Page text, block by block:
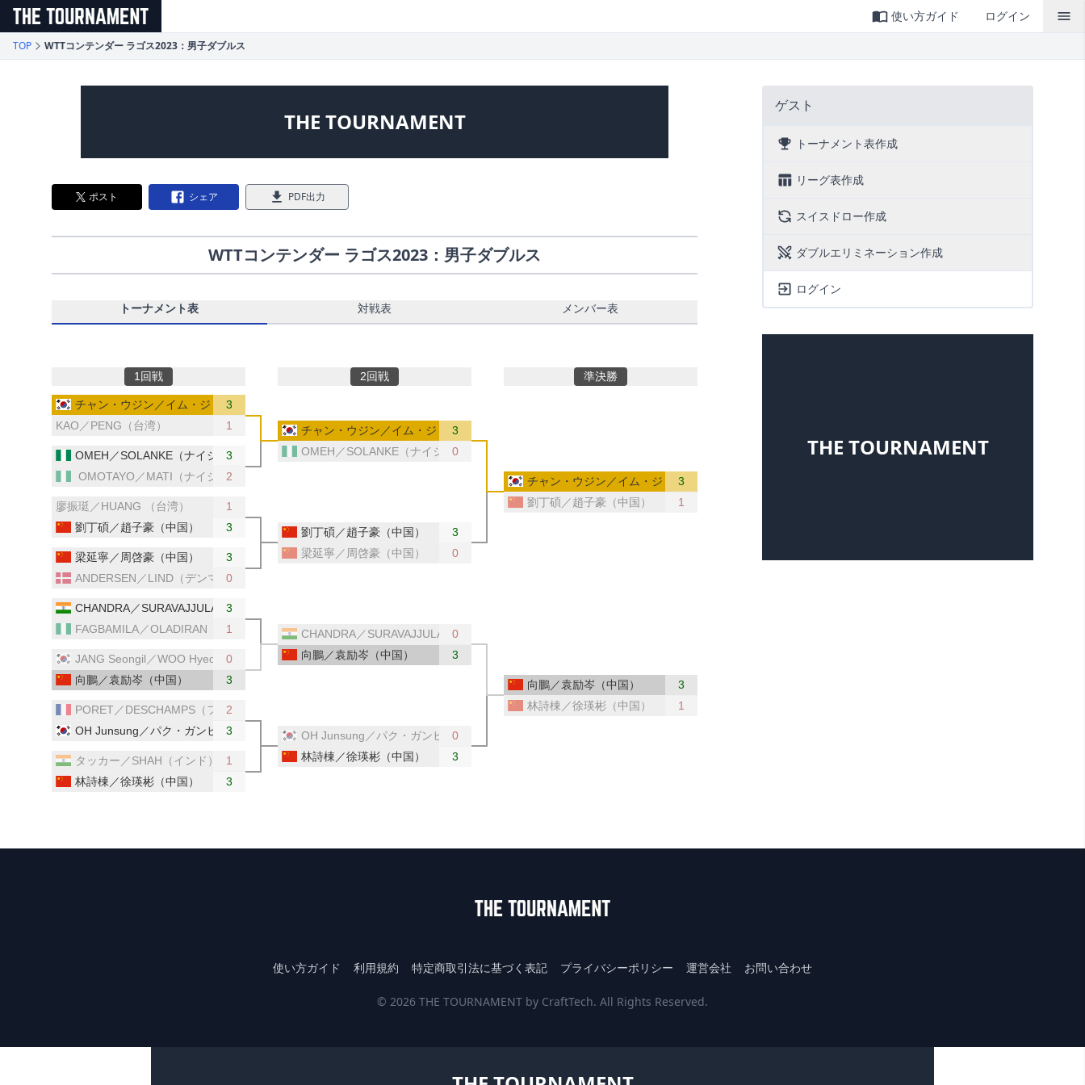
メインコンテンツへスキップ 使い方ガイド ログイン
TOP WTTコンテンダー ラゴス2023：男子ダブルス
THE TOURNAMENT
ポスト シェア PDF出力
WTTコンテンダー ラゴス2023：男子ダブルス
トーナメント表 対戦表 メンバー表
1回戦 2回戦 準決勝
チャン・ウジン／イム・ジョンフン（韓国）
3
KAO／PENG（台湾）
1
OMEH／SOLANKE（ナイジェリア）
3
OMOTAYO／MATI（ナイジェリア）
2
廖振珽／HUANG （台湾）
1
劉丁碩／趙子豪（中国）
3
梁延寧／周啓豪（中国）
3
ANDERSEN／LIND（デンマーク）
0
CHANDRA／SURAVAJJULA（インド）
3
FAGBAMILA／OLADIRAN（ナイジェリア）
1
JANG Seongil／WOO Hyeonggyu（韓国）
0
向鵬／袁励岑（中国）
3
PORET／DESCHAMPS（フランス）
2
OH Junsung／パク・ガンヒョン（韓国）
3
タッカー／SHAH（インド）
1
林詩棟／徐瑛彬（中国）
3
チャン・ウジン／イム・ジョンフン（韓国）
3
OMEH／SOLANKE（ナイジェリア）
0
劉丁碩／趙子豪（中国）
3
梁延寧／周啓豪（中国）
0
CHANDRA／SURAVAJJULA（インド）
0
向鵬／袁励岑（中国）
3
OH Junsung／パク・ガンヒョン（韓国）
0
林詩棟／徐瑛彬（中国）
3
チャン・ウジン／イム・ジョンフン（韓国）
3
劉丁碩／趙子豪（中国）
1
向鵬／袁励岑（中国）
3
林詩棟／徐瑛彬（中国）
1
ゲスト
トーナメント表作成
リーグ表作成
スイスドロー作成
ダブルエリミネーション作成
ログイン
THE TOURNAMENT
使い方ガイド 利用規約 特定商取引法に基づく表記 プライバシーポリシー 運営会社 お問い合わせ
© 2026 THE TOURNAMENT by CraftTech. All Rights Reserved.